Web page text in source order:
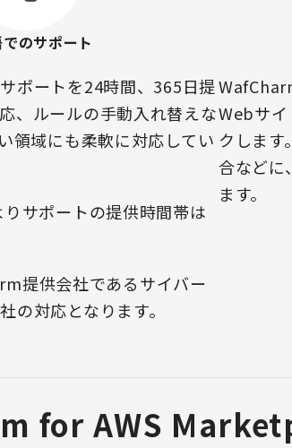
のサポート
ポートを24時間、365日提
、ルールの手動入れ替えな
領域にも柔軟に対応してい
サポートの提供時間帯は
提供会社であるサイバー
の対応となります。
Webサイ
クします
合などに
ます。
for AWS